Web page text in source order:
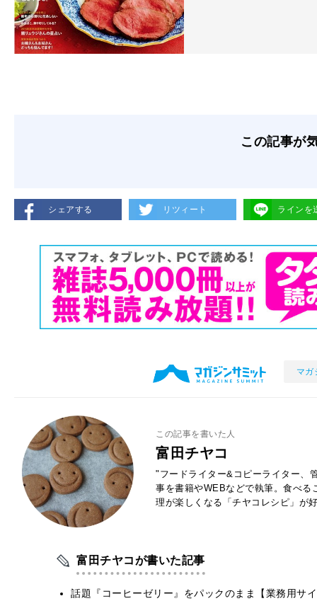
この記事が
シェアする リツィート ラインを
マガ
この記事を書いた人
富田チヤコ
"フードライター&コピーライター、
事を書籍やWEBなどで執筆。食べる
理が楽しくなる「チヤコレシピ」が
富田チヤコが書いた記事
話題『コーヒーゼリー』をパックのまま【業務用サ